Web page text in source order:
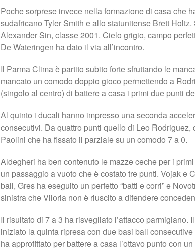
Poche sorprese invece nella formazione di casa che
sudafricano Tyler Smith e allo statunitense Brett
Alexander Sin, classe 2001. Cielo grigio, campo
De Wateringen ha dato il via all’incontro.
Il Parma Clima è partito subito forte sfruttando le
mancato un comodo doppio gioco permettendo a
(singolo al centro) di battere a casa i primi due punti
Al quinto i ducali hanno impresso una seconda
consecutivi. Da quattro punti quello di Leo
Paolini che ha fissato il parziale su un comodo 7 a 0.
Aldegheri ha ben contenuto le mazze ceche per i
un passaggio a vuoto che è costato tre punti. Vojak e
ball, Gres ha eseguito un perfetto “batti e corri” e
sinistra che Viloria non è riuscito a difendere
Il risultato di 7 a 3 ha risvegliato l’attacco parmigiano.
iniziato la quinta ripresa con due basi ball
ha approfittato per battere a casa l’ottavo punto con